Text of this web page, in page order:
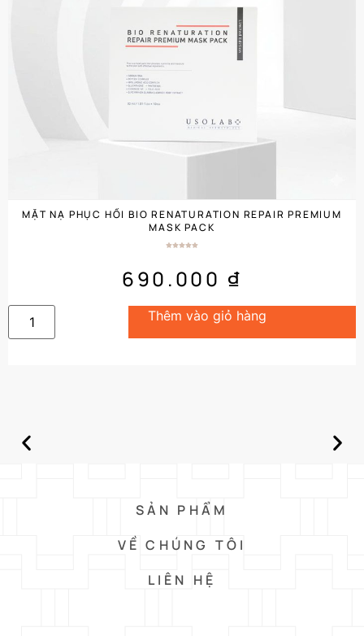
MẶT NẠ PHỤC HỒI BIO RENATURATION REPAIR PREMIUM
MASK PACK
690.000 ₫
Thêm vào giỏ hàng
SẢN PHẨM
VỀ CHÚNG TÔI
LIÊN HỆ